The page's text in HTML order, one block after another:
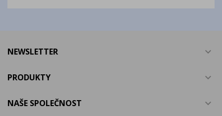
NEWSLETTER 
PRODUKTY 
NAŠE SPOLEČNOST 